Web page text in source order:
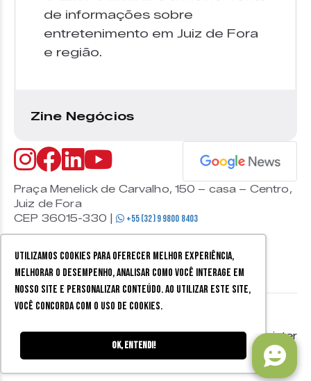
Utilizamos cookies para oferecer melhor experiência,
melhorar o desempenho, analisar como você interage em
nosso site e personalizar conteúdo. Ao utilizar este site,
você concorda com o uso de cookies.
Ok, entendi!
de informações sobre
entretenimento em Juiz de Fora
e região.
Zine Negócios
Praça Menelick de Carvalho, 150 – casa – Centro,
Juiz de Fora
CEP 36015-330 |
+55 (32) 9 9800 8403
os direitos reservados.
Mobister